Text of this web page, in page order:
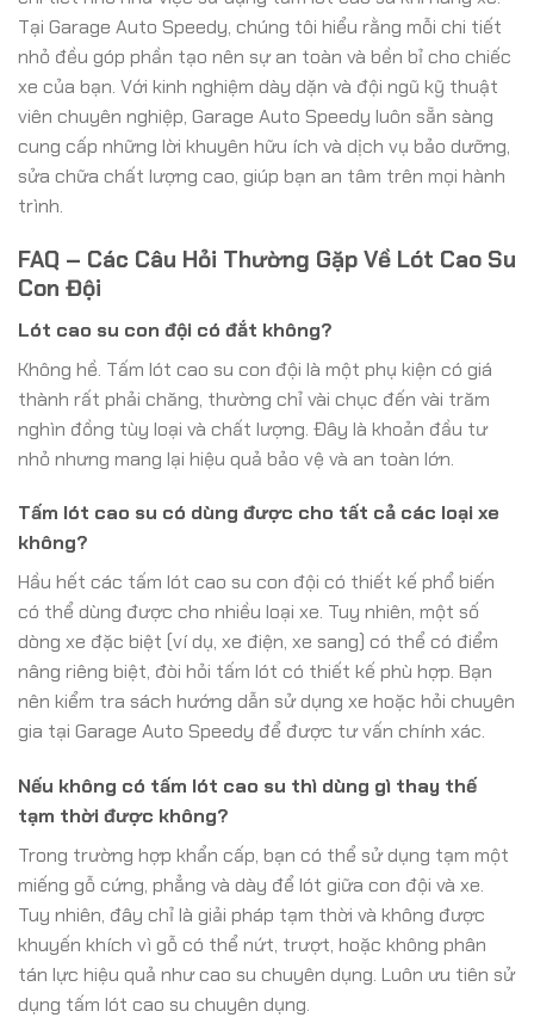
Tại Garage Auto Speedy, chúng tôi hiểu rằng mỗi chi tiết
nhỏ đều góp phần tạo nên sự an toàn và bền bỉ cho chiếc
xe của bạn. Với kinh nghiệm dày dặn và đội ngũ kỹ thuật
viên chuyên nghiệp, Garage Auto Speedy luôn sẵn sàng
cung cấp những lời khuyên hữu ích và dịch vụ bảo dưỡng,
sửa chữa chất lượng cao, giúp bạn an tâm trên mọi hành
trình.
FAQ – Các Câu Hỏi Thường Gặp Về Lót Cao Su
Con Đội
Lót cao su con đội có đắt không?
Không hề. Tấm lót cao su con đội là một phụ kiện có giá
thành rất phải chăng, thường chỉ vài chục đến vài trăm
nghìn đồng tùy loại và chất lượng. Đây là khoản đầu tư
nhỏ nhưng mang lại hiệu quả bảo vệ và an toàn lớn.
Tấm lót cao su có dùng được cho tất cả các loại xe
không?
Hầu hết các tấm lót cao su con đội có thiết kế phổ biến
có thể dùng được cho nhiều loại xe. Tuy nhiên, một số
dòng xe đặc biệt (ví dụ, xe điện, xe sang) có thể có điểm
nâng riêng biệt, đòi hỏi tấm lót có thiết kế phù hợp. Bạn
nên kiểm tra sách hướng dẫn sử dụng xe hoặc hỏi chuyên
gia tại Garage Auto Speedy để được tư vấn chính xác.
Nếu không có tấm lót cao su thì dùng gì thay thế
tạm thời được không?
Trong trường hợp khẩn cấp, bạn có thể sử dụng tạm một
miếng gỗ cứng, phẳng và dày để lót giữa con đội và xe.
Tuy nhiên, đây chỉ là giải pháp tạm thời và không được
khuyến khích vì gỗ có thể nứt, trượt, hoặc không phân
tán lực hiệu quả như cao su chuyên dụng. Luôn ưu tiên sử
dụng tấm lót cao su chuyên dụng.